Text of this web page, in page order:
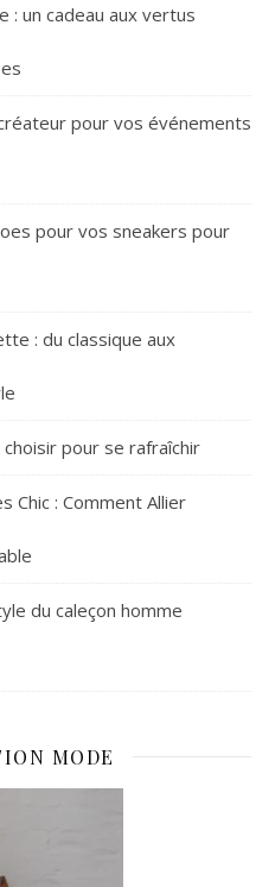
: un cadeau aux vertus
pour vos événements
pour vos sneakers pour
: du classique aux
choisir pour se rafraîchir
Chic : Comment Allier
du caleçon homme
MODE